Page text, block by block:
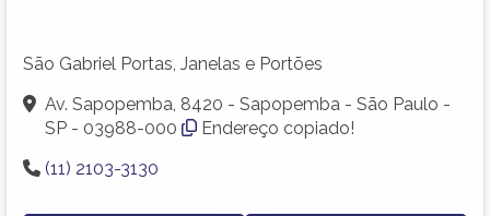
São Gabriel Portas, Janelas e Portões
Av. Sapopemba, 8420 - Sapopemba - São Paulo -
SP - 03988-000
Endereço copiado!
(11) 2103-3130